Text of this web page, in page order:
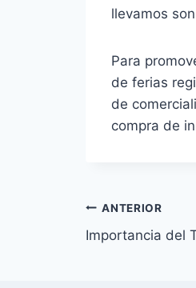
llevamos
Para
de ferias
de
compra de
de
ANTERIOR
Importancia del